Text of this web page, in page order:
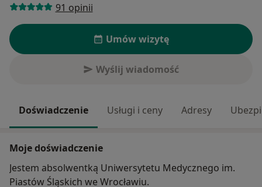
91 opinii
Umów wizytę
Wyślij wiadomość
Doświadczenie Usługi i ceny Adresy
Moje doświadczenie
Jestem absolwentką Uniwersytetu Medycznego im.
Piastów Śląskich we Wrocławiu.